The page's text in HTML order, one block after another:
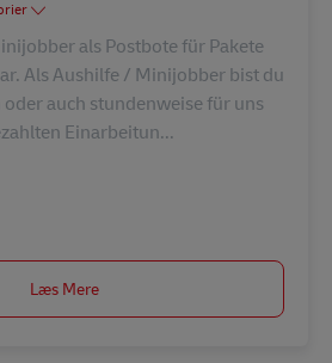
kategorier
als Postbote für Pakete
Als Aushilfe / Minijobber bist du
oder auch stundenweise für uns
Einarbeitun...
Læs Mere